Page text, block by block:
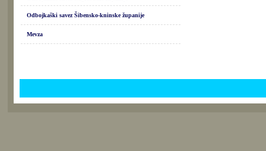
Odbojkaški savez Šibensko-kninske županije
Mevza